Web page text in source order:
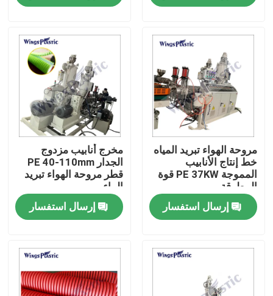
جولة في المعمل
رقابة جودة
اتصل بنا
آلة بثق الأنابيب البلاستيكية
خط بثق الأنبوب البلاستيكي
آلة بثق الأنبوب البلاستيكي
HDPE آلة بثق الأنابيب
مروحة الهواء تبريد المياه
خط إنتاج الأنابيب
المموجة PE 37KW قوة
المطرقة
إرسال استفسار
مخرج أنابيب مزدوج
الجدار PE 40-110mm
قطر مروحة الهواء تبريد
الماء
إرسال استفسار